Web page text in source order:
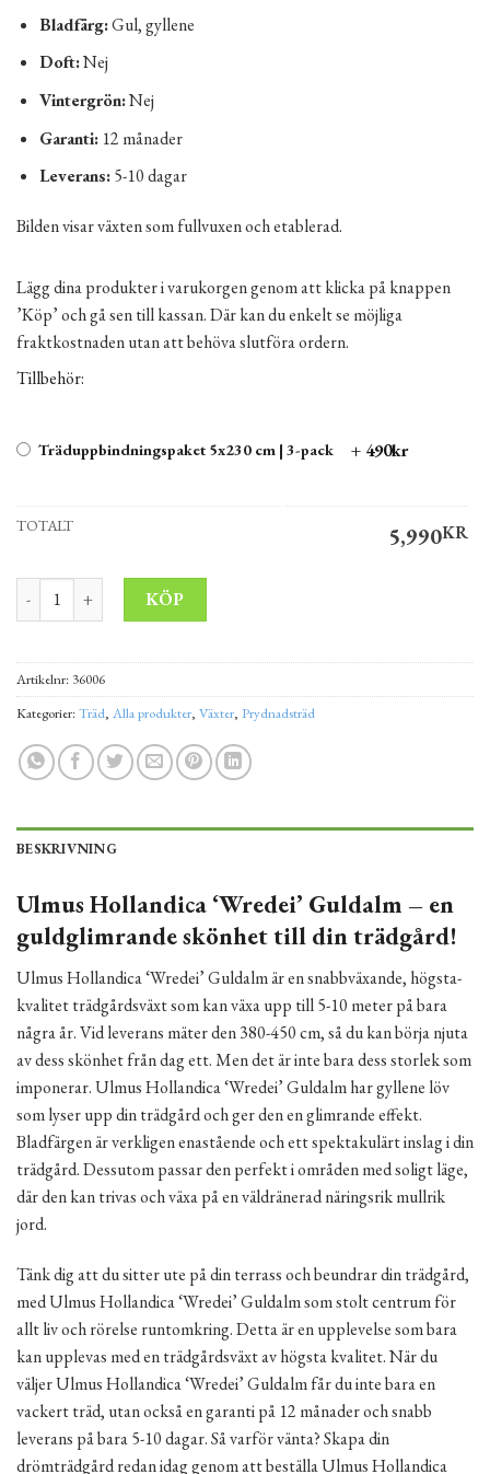
Bladfärg:Gul, gyllene
Doft:Nej
Vintergrön:Nej
Garanti:12 månader
Leverans:5-10 dagar
Bilden visar växten som fullvuxen och etablerad.
Lägg dina produkter i varukorgen genom att klicka på knappen
’Köp’ och gå sen till kassan. Där kan du enkelt se möjliga
fraktkostnaden utan att behöva slutföra ordern.
Tillbehör:
Träduppbindningspaket 5x230 cm | 3-pack + 490kr
TOTALT 5,990KR
Ulmus hollandica ’Wredei’ Guldalm 380-450 cm 10-12 mängd
KÖP
Artikelnr: 36006
Kategorier:Träd, Alla produkter, Växter, Prydnadsträd
BESKRIVNING
Ulmus Hollandica ‘Wredei’ Guldalm – en
guldglimrande skönhet till din trädgård!
Ulmus Hollandica ‘Wredei’ Guldalm är en snabbväxande, högsta-
kvalitet trädgårdsväxt som kan växa upp till 5-10 meter på bara
några år. Vid leverans mäter den 380-450 cm, så du kan börja njuta
av dess skönhet från dag ett. Men det är inte bara dess storlek som
imponerar. Ulmus Hollandica ‘Wredei’ Guldalm har gyllene löv
som lyser upp din trädgård och ger den en glimrande effekt.
Bladfärgen är verkligen enastående och ett spektakulärt inslag i din
trädgård. Dessutom passar den perfekt i områden med soligt läge,
där den kan trivas och växa på en väldränerad näringsrik mullrik
jord.
Tänk dig att du sitter ute på din terrass och beundrar din trädgård,
med Ulmus Hollandica ‘Wredei’ Guldalm som stolt centrum för
allt liv och rörelse runtomkring. Detta är en upplevelse som bara
kan upplevas med en trädgårdsväxt av högsta kvalitet. När du
väljer Ulmus Hollandica ‘Wredei’ Guldalm får du inte bara en
vackert träd, utan också en garanti på 12 månader och snabb
leverans på bara 5-10 dagar. Så varför vänta? Skapa din
drömträdgård redan idag genom att beställa Ulmus Hollandica